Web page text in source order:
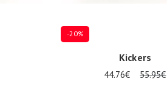
-20%
Kickers
44.76€ 55.95€